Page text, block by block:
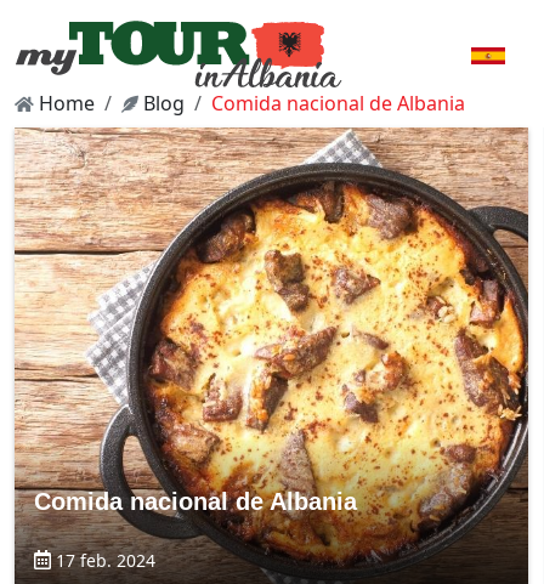
Home Blog Comida nacional de Albania
Comida nacional de Albania
17 feb. 2024